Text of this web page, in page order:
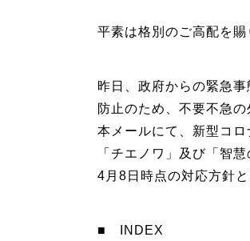
平素は格別のご高配を賜
昨日、政府からの緊急
防止のため、不要不急
本メールにて、新型コ
「チエノワ」及び「智
4月8日時点の対応方針
■ INDEX